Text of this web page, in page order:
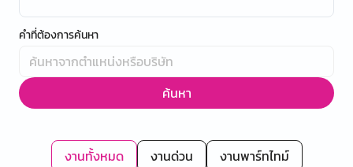
คำที่ต้องการค้นหา
ค้นหา
งานทั้งหมด งานด่วน
งานพาร์ทไทม์